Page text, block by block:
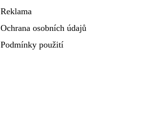
Reklama
Ochrana osobních údajů
Podmínky použití